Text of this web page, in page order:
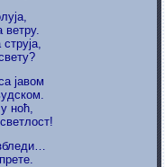
ветру.
јавом
ноћ,